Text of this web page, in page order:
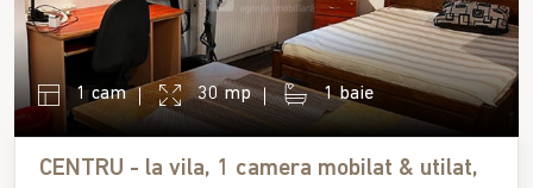
1 cam 30 mp 1 baie
CENTRU - la vila, 1 camera mobilat & utilat,